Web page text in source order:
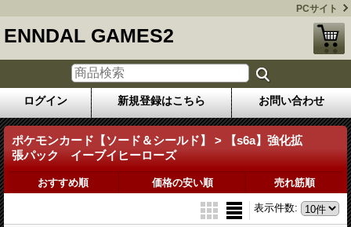
PCサイト
ENNDAL GAMES2
ログイン 新規登録はこちら お問い合わせ
ポケモンカード【ソード＆シールド】 > 【s6a】強化拡
張パック イーブイヒーローズ
おすすめ順 価格の安い順 売れ筋順
表示件数: